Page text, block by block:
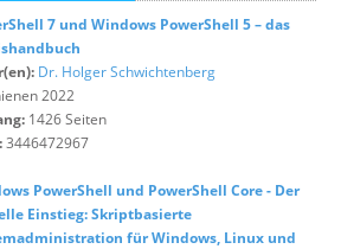
7 und Windows PowerShell 5 – das
Dr. Holger Schwichtenberg
2022
1426 Seiten
3446472967
PowerShell und PowerShell Core - Der
Einstieg: Skriptbasierte
für Windows, Linux und